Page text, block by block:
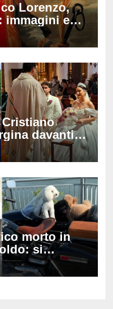
Lorenzo,
immagini e
condividere
davanti
il
un’altra
morto in
si
salvi i